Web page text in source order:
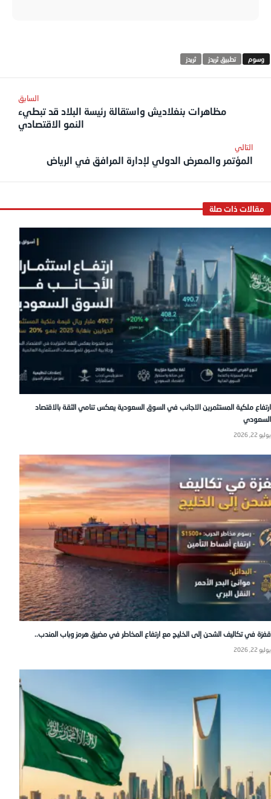
تطبيق ثريدز ثريدز
مظاهرات بنغلاديش واستقالة رئيسة البلاد قد تبطيء
النمو الاقتصادي
المؤتمر والمعرض الدولي لإدارة المرافق في الرياض
ارتفاع ملكية المستثمرين الاجانب في السوق السعودية يعكس تنامي الثقة بالاقتصاد
السعودي
يوليو 22, 2026
قفزة في تكاليف الشحن إلى الخليج مع ارتفاع المخاطر في مضيق هرمز وباب المندب..
يوليو 22, 2026